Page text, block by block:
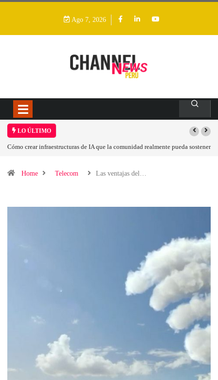
Ago 7, 2026
LO ÚLTIMO
infraestructuras de IA que la comunidad realmente pueda sostenerLas tarjetas
Home Telecom Las ventajas del…